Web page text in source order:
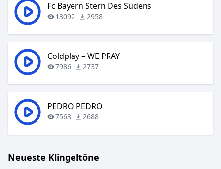
Fc Bayern Stern Des Südens
13092 2958
Coldplay – WE PRAY
7986 2737
PEDRO PEDRO
7563 2688
Neueste Klingeltöne